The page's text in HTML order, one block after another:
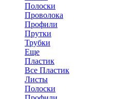
Полоски
Проволока
Профили
Прутки
Трубки
Еще
Пластик
Все Пластик
Листы
Полоски